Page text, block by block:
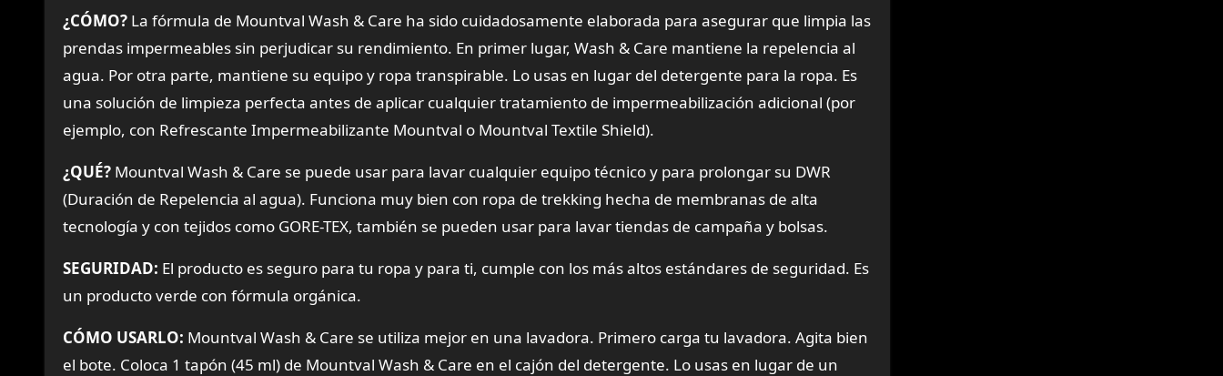
¿CÓMO? La fórmula de Mountval Wash & Care ha sido cuidadosamente elaborada para asegurar que limpia las
prendas impermeables sin perjudicar su rendimiento. En primer lugar, Wash & Care mantiene la repelencia al
agua. Por otra parte, mantiene su equipo y ropa transpirable. Lo usas en lugar del detergente para la ropa. Es
una solución de limpieza perfecta antes de aplicar cualquier tratamiento de impermeabilización adicional (por
ejemplo, con Refrescante Impermeabilizante Mountval o Mountval Textile Shield).
¿QUÉ? Mountval Wash & Care se puede usar para lavar cualquier equipo técnico y para prolongar su DWR
(Duración de Repelencia al agua). Funciona muy bien con ropa de trekking hecha de membranas de alta
tecnología y con tejidos como GORE-TEX, también se pueden usar para lavar tiendas de campaña y bolsas.
SEGURIDAD: El producto es seguro para tu ropa y para ti, cumple con los más altos estándares de seguridad. Es
un producto verde con fórmula orgánica.
CÓMO USARLO: Mountval Wash & Care se utiliza mejor en una lavadora. Primero carga tu lavadora. Agita bien
el bote. Coloca 1 tapón (45 ml) de Mountval Wash & Care en el cajón del detergente. Lo usas en lugar de un